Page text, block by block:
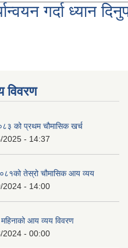
गर्दा ध्यान
विवरण
को प्रथम चौमासिक खर्च
2025 - 14:37
तेस्रो चौमासिक आय व्यय
2024 - 14:00
आय व्यय विवरण
2024 - 00:00